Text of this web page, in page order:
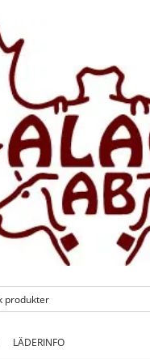
LÄDERINFO